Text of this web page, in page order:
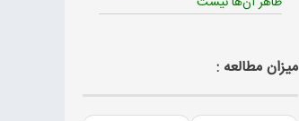
میزان مطالعه :